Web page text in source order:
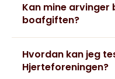
Kan mine
boafgiften?
Hvordan kan jeg
Hjerteforeningen?